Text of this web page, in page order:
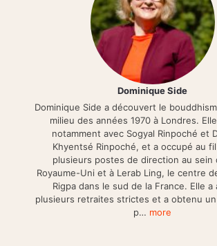
Dominique Side
Dominique Side a découvert le
milieu des années 1970 à Londres.
notamment avec Sogyal Rinpoché et
Khyentsé Rinpoché, et a occupé au
plusieurs postes de direction au sein
Royaume-Uni et à Lerab Ling, le centre
Rigpa dans le sud de la France. Elle a
plusieurs retraites strictes et a obtenu
p… more